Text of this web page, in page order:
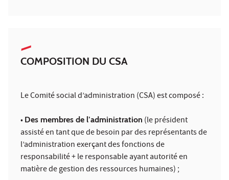
COMPOSITION DU CSA
Le Comité social d’administration (CSA) est composé :
• Des membres de l’administration (le président
assisté en tant que de besoin par des représentants de
l’administration exerçant des fonctions de
responsabilité + le responsable ayant autorité en
matière de gestion des ressources humaines) ;